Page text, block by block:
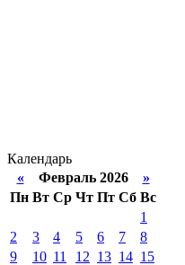
Календарь
«Февраль 2026 »
Пн Вт Ср Чт Пт Сб Вс
1
2
3 4 5 6 7
8
9
10 11 12 13 14 15